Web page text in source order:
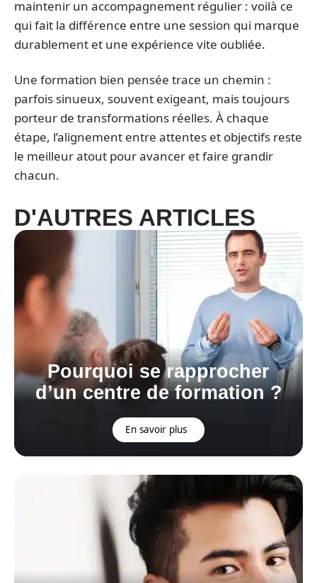
maintenir un accompagnement régulier : voilà ce
qui fait la différence entre une session qui marque
durablement et une expérience vite oubliée.
Une formation bien pensée trace un chemin :
parfois sinueux, souvent exigeant, mais toujours
porteur de transformations réelles. À chaque
étape, l’alignement entre attentes et objectifs reste
le meilleur atout pour avancer et faire grandir
chacun.
D'AUTRES ARTICLES
Pourquoi se rapprocher
d’un centre de formation ?
En savoir plus